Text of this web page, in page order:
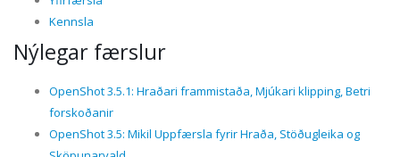
Kennsla
Nýlegar færslur
OpenShot 3.5.1: Hraðari frammistaða, Mjúkari klipping, Betri
forskoðanir
OpenShot 3.5: Mikil Uppfærsla fyrir Hraða, Stöðugleika og